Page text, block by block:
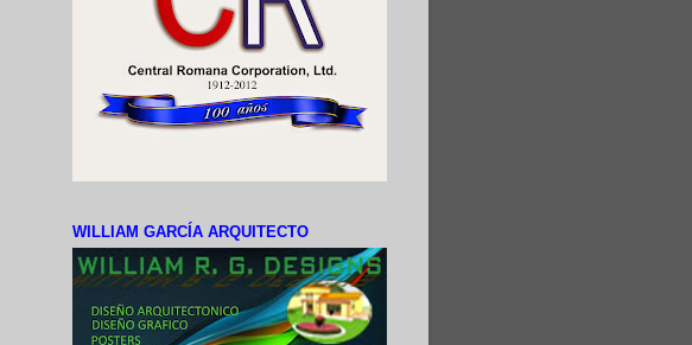
WILLIAM GARCÍA ARQUITECTO